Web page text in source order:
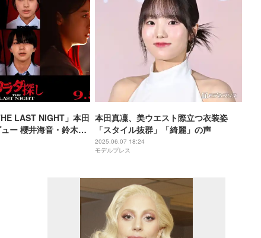
LAST NIGHT」本田
ー 櫻井海音・鈴木福
禁
本田真凜、美ウエスト際立つ衣装姿
「スタイル抜群」「綺麗」の声
2025.06.07 18:24
モデルプレス